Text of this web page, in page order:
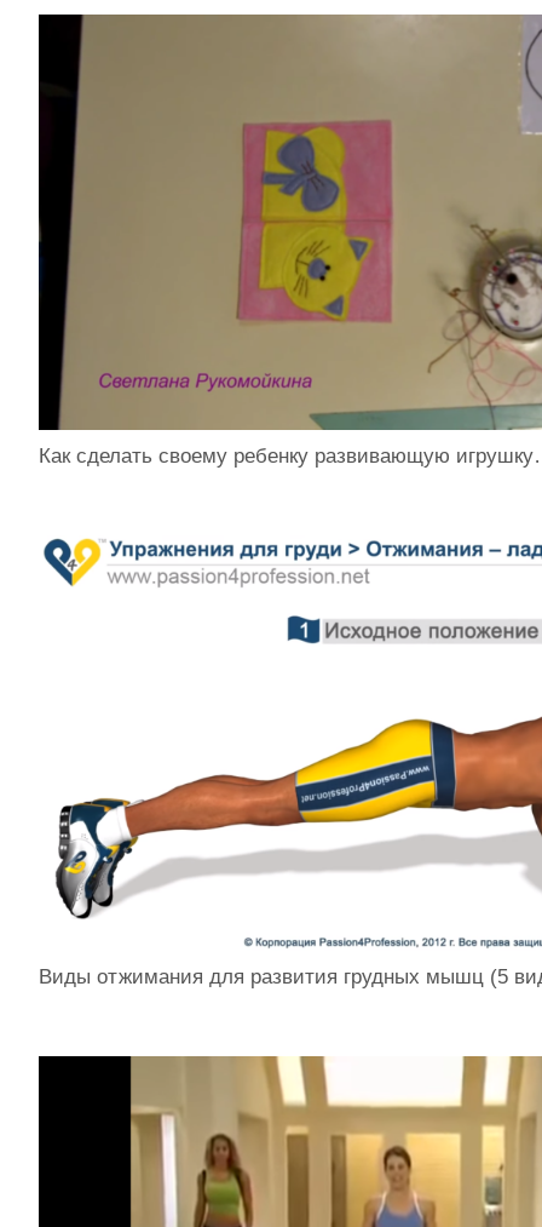
Как сделать своему ребенку развивающую
Виды отжимания для развития грудных мышц (5